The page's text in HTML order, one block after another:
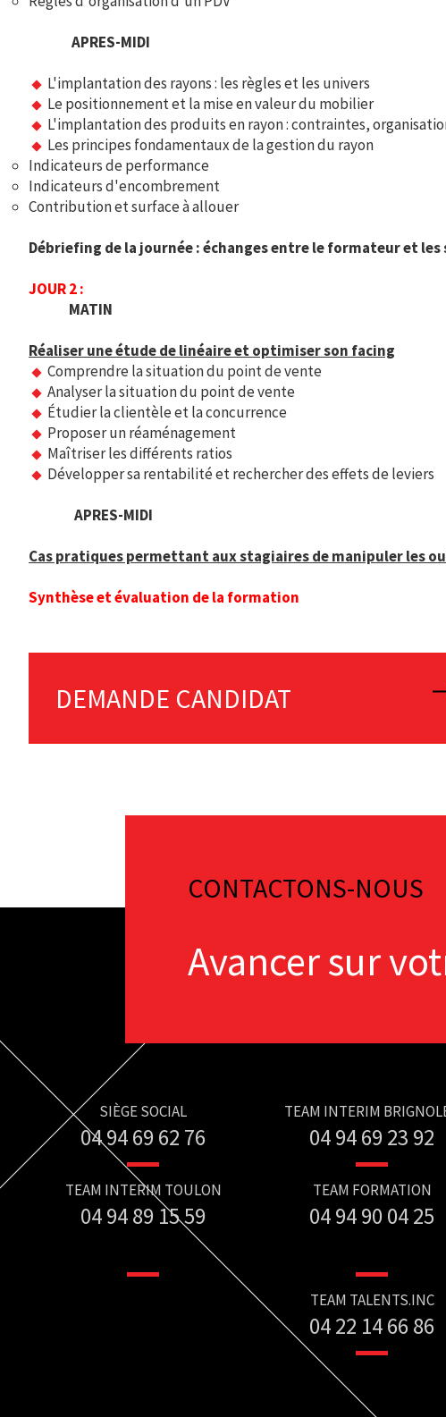
APRES-MIDI
L'implantation des rayons : les règles et les univers
Le positionnement et la mise en valeur du mobilier
L'implantation des produits en rayon : contraintes,
Les principes fondamentaux de la gestion du rayon
Indicateurs de performance
Indicateurs d'encombrement
Contribution et surface à allouer
Débriefing de la journée : échanges entre le formateur et
JOUR 2 :
MATIN
Réaliser une étude de linéaire et optimiser son facing
Comprendre la situation du point de vente
Analyser la situation du point de vente
Étudier la clientèle et la concurrence
Proposer un réaménagement
Maîtriser les différents ratios
Développer sa rentabilité et rechercher des effets de leviers
APRES-MIDI
Cas pratiques permettant aux stagiaires de manipuler les
Synthèse et évaluation de la formation
DEMANDE CANDIDAT
CONTACTONS-NOUS
Avancer sur
SIÈGE SOCIAL
04 94 69 62 76
TEAM INTERIM
04 94 69 23 92
TEAM INTERIM TOULON
04 94 89 15 59
TEAM FORMATION
04 94 90 04 25
TEAM TALENTS.INC
04 22 14 66 86